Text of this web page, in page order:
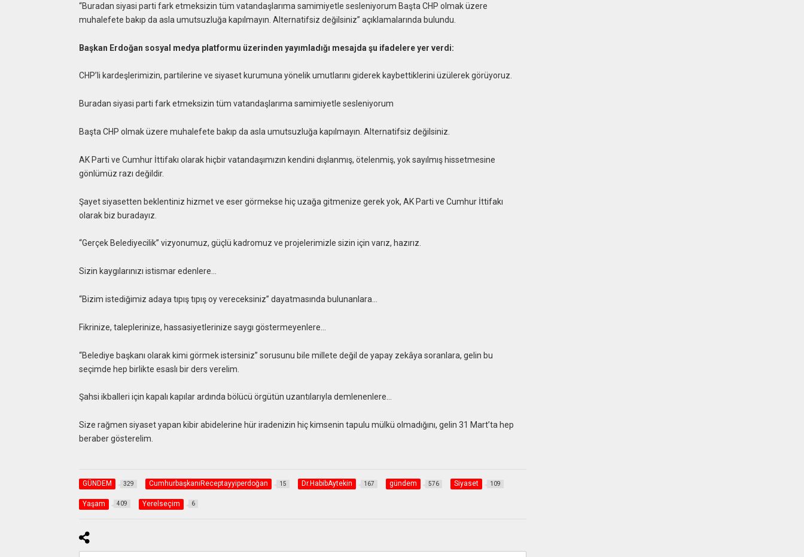
“Buradan siyasi parti fark etmeksizin tüm vatandaşlarıma samimiyetle sesleniyorum Başta CHP olmak üzere
muhalefete bakıp da asla umutsuzluğa kapılmayın. Alternatifsiz değilsiniz” açıklamalarında bulundu.
Başkan Erdoğan sosyal medya platformu üzerinden yayımladığı mesajda şu ifadelere yer verdi:
CHP’li kardeşlerimizin, partilerine ve siyaset kurumuna yönelik umutlarını giderek kaybettiklerini üzülerek görüyoruz.
Buradan siyasi parti fark etmeksizin tüm vatandaşlarıma samimiyetle sesleniyorum
Başta CHP olmak üzere muhalefete bakıp da asla umutsuzluğa kapılmayın. Alternatifsiz değilsiniz.
AK Parti ve Cumhur İttifakı olarak hiçbir vatandaşımızın kendini dışlanmış, ötelenmiş, yok sayılmış hissetmesine
gönlümüz razı değildir.
Şayet siyasetten beklentiniz hizmet ve eser görmekse hiç uzağa gitmenize gerek yok, AK Parti ve Cumhur İttifakı
olarak biz buradayız.
“Gerçek Belediyecilik” vizyonumuz, güçlü kadromuz ve projelerimizle sizin için varız, hazırız.
Sizin kaygılarınızı istismar edenlere…
“Bizim istediğimiz adaya tıpış tıpış oy vereceksiniz” dayatmasında bulunanlara…
Fikrinize, taleplerinize, hassasiyetlerinize saygı göstermeyenlere…
“Belediye başkanı olarak kimi görmek istersiniz” sorusunu bile millete değil de yapay zekâya soranlara, gelin bu
seçimde hep birlikte esaslı bir ders verelim.
Şahsi ikballeri için kapalı kapılar ardında bölücü örgütün uzantılarıyla demlenenlere…
Size rağmen siyaset yapan kibir abidelerine hür iradenizin hiç kimsenin tapulu mülkü olmadığını, gelin 31 Mart’ta hep
beraber gösterelim.
GÜNDEM 329 CumhurbaşkanıReceptayyiperdoğan 15 Dr.HabibAytekin 167 gündem 576 Siyaset 109
Yaşam 409 Yerelseçim 6